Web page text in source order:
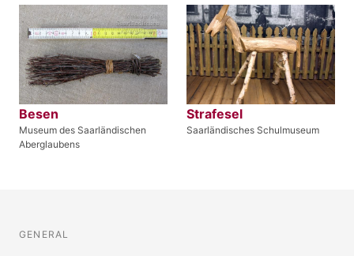
Besen
Museum des Saarländischen
Aberglaubens
Strafesel
Saarländisches Schulmuseum
GENERAL